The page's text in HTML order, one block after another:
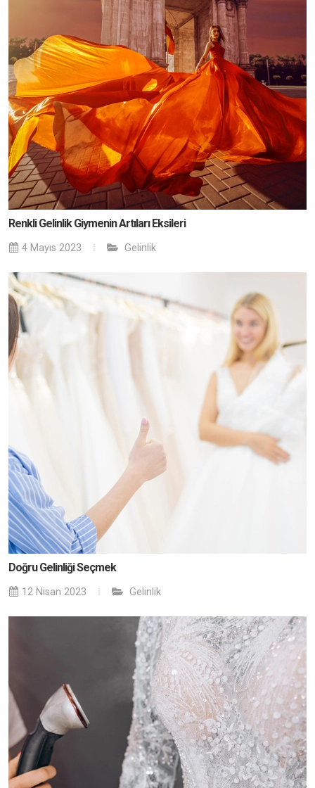
Renkli Gelinlik Giymenin Artıları Eksileri
4 Mayıs 2023 Gelinlik
Doğru Gelinliği Seçmek
12 Nisan 2023 Gelinlik